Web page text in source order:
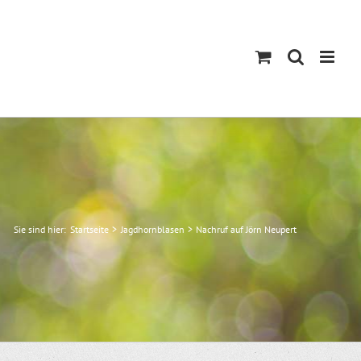
Sie sind hier: Startseite Jagdhornblasen Nachruf auf Jörn Neupert